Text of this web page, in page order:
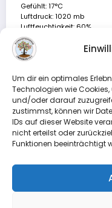
Um dir ein optimales
Technologien wie
und/oder darauf
zustimmst, können wir
IDs auf dieser Website
nicht erteilst oder
Funktionen beeinträchtigt
Gefühlt: 17°C
Luftdruck: 1020 mb
Luftfeuchtigkeit: 60%
Wind: 2.3 m/s SE
Böen: 9.1 m/s
UV-Index: 0
Sonnenaufgang: 5:51
Sonnenuntergang: 20:55
Mehr...
Das hast du